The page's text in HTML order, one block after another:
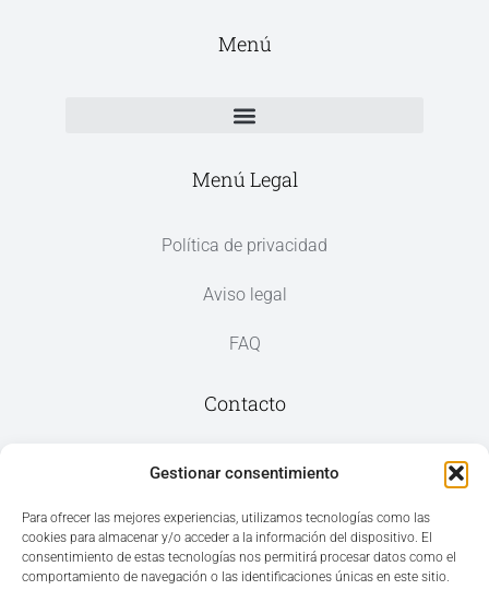
Gestionar consentimiento
Para ofrecer las mejores experiencias, utilizamos tecnologías como las
cookies para almacenar y/o acceder a la información del dispositivo. El
consentimiento de estas tecnologías nos permitirá procesar datos como el
comportamiento de navegación o las identificaciones únicas en este sitio.
Menú
Menú Legal
Política de privacidad
Aviso legal
FAQ
Contacto
Av. del Mar, 59, 03187 Los Montesinos,
+34 965 207 262
hola@azvconsulting.com